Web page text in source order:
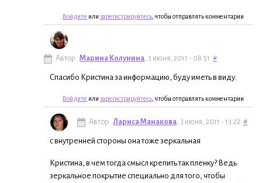
Войдите или зарегистрируйтесь , чтобы отправлять комментарии
Автор: Марина Колунина, 3 июня, 2011 - 08:51 #
Спасибо Кристина за информацию, буду иметь в виду.
Войдите или зарегистрируйтесь , чтобы отправлять комментарии
Автор: Лариса Манакова, 3 июня, 2011 - 13:22 #
с внутренней стороны она тоже зеркальная
Кристина, в чем тогда смысл крепить так пленку? Ведь
зеркальное покрытие специально для того, чтобы